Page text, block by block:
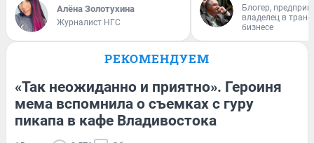
Алёна Золотухина
Журналист НГС
Блогер,
владелец в
бизнесе
РЕКОМЕНДУЕМ
«Так неожиданно и приятно». Героиня
мема вспомнила о съемках с гуру
пикапа в кафе Владивостока